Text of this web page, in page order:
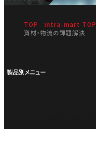
TOP intra-mart TOP
資材・物流の課題解決
製品別メニュー